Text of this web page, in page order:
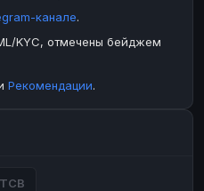
Paxum
Payoneer
ЮMoney
канале.
KYC, отмечены бейджем
Рекомендации.